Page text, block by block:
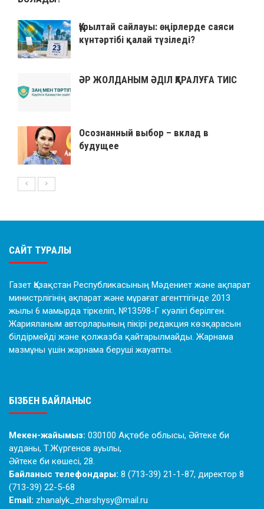
Құрылтай сайлауы: өңірлерде саяси
күнтәртібі қалай түзіледі?
ӘР ЖОЛДАНЫМ ӘДІЛ ҚАРАЛУҒА ТИІС
Осознанный выбор – вклад в
будущее
САЙТ ТУРАЛЫ
Газет Қазақстан Республикасының Мәдениет және ақпарат
министрлігінің ақпарат және мұрағат агенттігінде 2013
жылы 6 мамырда тіркеліп, №13598-Г куәлігі берілген.
Жарияланым авторларының пікірі редакция көзқарасын
білдірмейді және қолжазба қайтарылмайды. Жарнама
мазмұны үшін жарнама беруші жауапты.
БІЗБЕН БАЙЛАНЫС
Мекен-жайымыз: 030100 Ақтөбе облысы, Әйтеке би
ауданы, Т.Жүргенов ауылы,
Әйтеке би көшесі, 28.
Байланыс телефондары: 8 (713-39) 21-1-87, директор 8
(713-39) 22-5-68
Email: zhanalyk_zharshysy@mail.ru